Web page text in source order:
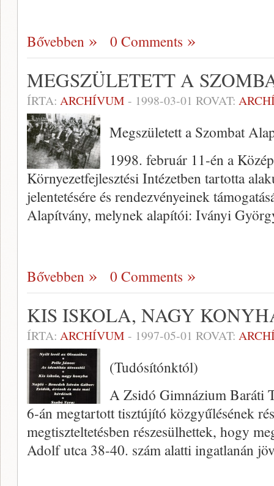
Bővebben 0 Comments
MEGSZÜLETETT A
ÍRTA: ARCHÍVUM - 1998-03-01 ROVAT:
Megszületett a Szombat
1998. február 11-én a
Környezetfejlesztési Intézetben tar­totta
jelentetésére és rendezvényeinek
Alapítvány, melynek alapítói: Iványi
Bővebben 0 Comments
KIS ISKOLA, NAGY
ÍRTA: ARCHÍVUM - 1997-05-01 ROVAT:
(Tudósítónktól)
A Zsidó Gimnázium Baráti
6-án megtartott tisztújító közgyűlésének
megtiszteltetésben részesülhet­tek, hogy
Adolf utca 38-40. szám alatti in­gatlanán